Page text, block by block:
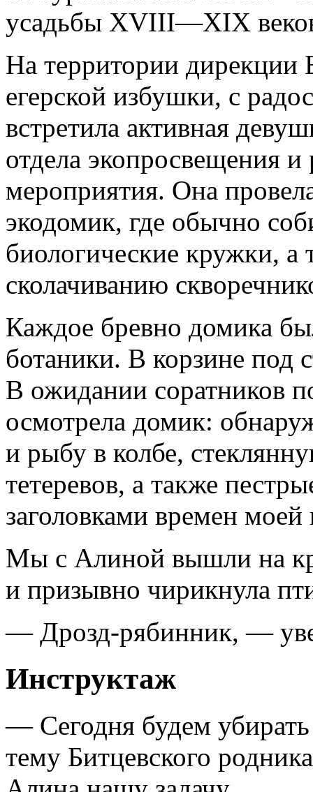
усадьбы XVIII—XIX
На территории дирекции
егерской избушки, c
встретила активная
отдела экопросвещения и
мероприятия. Она
экодомик, где обычно
биологические кружки,
сколачиванию
Каждое бревно домика
ботаники. В корзине под
В ожидании соратников
осмотрела домик:
и рыбу в колбе,
тетеревов, а также
заголовками времен
Мы с Алиной вышли на
и призывно чирикнула
— Дрозд-рябинник, —
Инструктаж
— Сегодня будем
тему Битцевского